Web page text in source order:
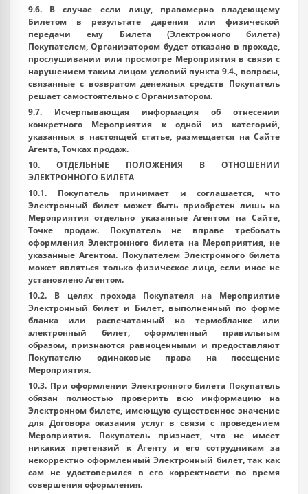
9.6. В случае если лицу, правомерно владеющему
Билетом в результате дарения или физической
передачи ему Билета (Электронного билета)
Покупателем, Организатором будет отказано в проходе,
прослушивании или просмотре Мероприятия в связи с
нарушением таким лицом условий пункта 9.4., вопросы,
связанные с возвратом денежных средств Покупатель
решает самостоятельно с Организатором.
9.7. Исчерпывающая информация об отнесении
конкретного Мероприятия к одной из категорий,
указанных в настоящей статье, размещается на Сайте
Агента, Точках продаж.
10. ОТДЕЛЬНЫЕ ПОЛОЖЕНИЯ В ОТНОШЕНИИ
ЭЛЕКТРОННОГО БИЛЕТА
10.1. Покупатель принимает и соглашается, что
Электронный билет может быть приобретен лишь на
Мероприятия отдельно указанные Агентом на Сайте,
Точке продаж. Покупатель не вправе требовать
оформления Электронного билета на Мероприятия, не
указанные Агентом. Покупателем Электронного билета
может являться только физическое лицо, если иное не
установлено Агентом.
10.2. В целях прохода Покупателя на Мероприятие
Электронный билет и Билет, выполненный по форме
бланка или распечатанный на термобланке или
электронный билет, оформленный правильным
образом, признаются равноценными и предоставляют
Покупателю одинаковые права на посещение
Мероприятия.
10.3. При оформлении Электронного билета Покупатель
обязан полностью проверить всю информацию на
Электронном билете, имеющую существенное значение
для Договора оказания услуг в связи с проведением
Мероприятия. Покупатель признает, что не имеет
никаких претензий к Агенту и его сотрудникам за
некорректно оформленный Электронный билет, так как
сам не удостоверился в его корректности во время
совершения оформления.